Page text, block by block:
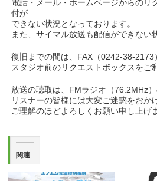
電話・メール・ホームページからのリ
付が
できない状況となっております。
また、サイマル放送も配信ができない
復旧までの間は、FAX（0242-38-2173
スタジオ前のリクエストボックスをご
放送の聴取は、FMラジオ（76.2MHz）
リスナーの皆様には大変ご迷惑をおか
ご理解のほどよろしくお願い申し上げ
関連